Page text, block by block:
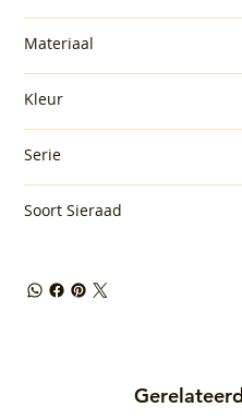
Materiaal
Kleur
Serie
Soort Sieraad